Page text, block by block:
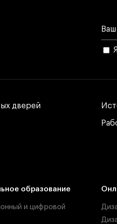
дверей
дверей
образование
и цифровой